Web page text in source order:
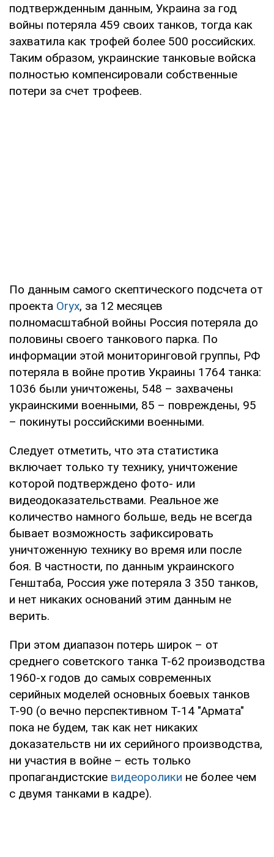
подтвержденным данным, Украина за год
войны потеряла 459 своих танков, тогда как
захватила как трофей более 500 российских.
Таким образом, украинские танковые войска
полностью компенсировали собственные
потери за счет трофеев.
По данным самого скептического подсчета от
проекта Oryx, за 12 месяцев
полномасштабной войны Россия потеряла до
половины своего танкового парка. По
информации этой мониторинговой группы, РФ
потеряла в войне против Украины 1764 танка:
1036 были уничтожены, 548 – захвачены
украинскими военными, 85 – повреждены, 95
– покинуты российскими военными.
Следует отметить, что эта статистика
включает только ту технику, уничтожение
которой подтверждено фото- или
видеодоказательствами. Реальное же
количество намного больше, ведь не всегда
бывает возможность зафиксировать
уничтоженную технику во время или после
боя. В частности, по данным украинского
Генштаба, Россия уже потеряла 3 350 танков,
и нет никаких оснований этим данным не
верить.
При этом диапазон потерь широк – от
среднего советского танка Т-62 производства
1960-х годов до самых современных
серийных моделей основных боевых танков
Т-90 (о вечно перспективном Т-14 "Армата"
пока не будем, так как нет никаких
доказательств ни их серийного производства,
ни участия в войне – есть только
пропагандистские видеоролики не более чем
с двумя танками в кадре).